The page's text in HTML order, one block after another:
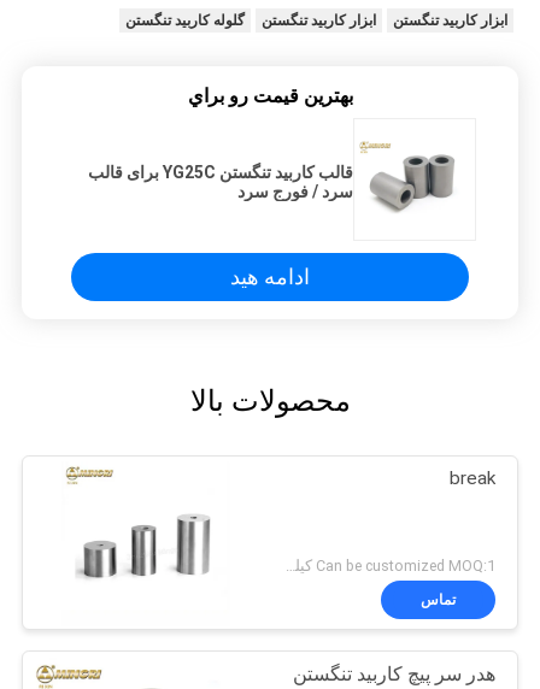
ابزار کاربید تنگستن ابزار کاربید تنگستن گلوله کاربید تنگستن
بهترين قيمت رو براي
قالب کاربید تنگستن YG25C برای قالب
سرد / فورج سرد
ادامه هید
محصولات بالا
break
Can be customized MOQ:1 کیلوگرم
تماس
هدر سر پیچ کاربید تنگستن